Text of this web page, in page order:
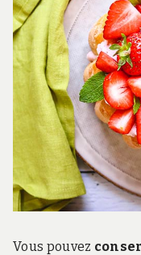
Vous pouvez